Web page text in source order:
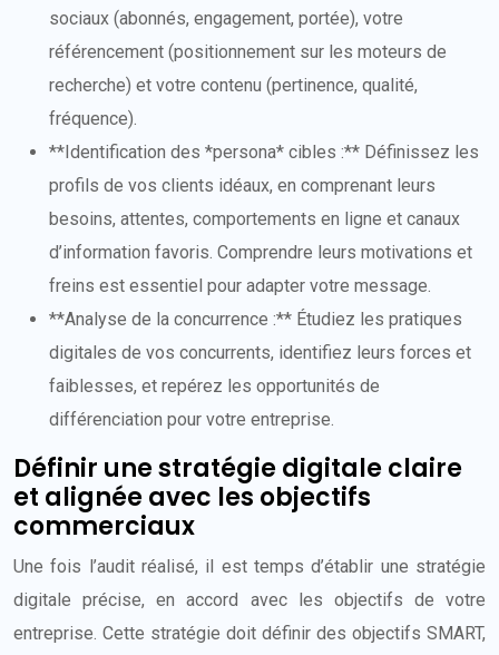
sociaux (abonnés, engagement, portée), votre
référencement (positionnement sur les moteurs de
recherche) et votre contenu (pertinence, qualité,
fréquence).
**Identification des *persona* cibles :** Définissez les
profils de vos clients idéaux, en comprenant leurs
besoins, attentes, comportements en ligne et canaux
d’information favoris. Comprendre leurs motivations et
freins est essentiel pour adapter votre message.
**Analyse de la concurrence :** Étudiez les pratiques
digitales de vos concurrents, identifiez leurs forces et
faiblesses, et repérez les opportunités de
différenciation pour votre entreprise.
Définir une stratégie digitale claire
et alignée avec les objectifs
commerciaux
Une fois l’audit réalisé, il est temps d’établir une stratégie
digitale précise, en accord avec les objectifs de votre
entreprise. Cette stratégie doit définir des objectifs SMART,